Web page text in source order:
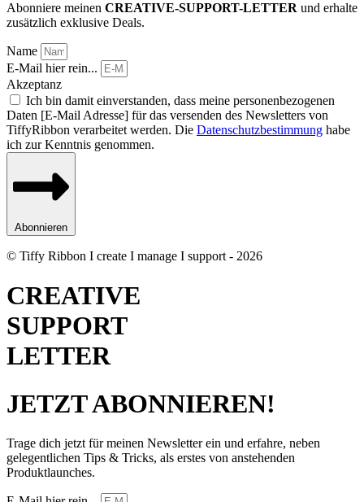
Abonniere meinen CREATIVE-SUPPORT-LETTER und erhalte
zusätzlich exklusive Deals.
Name
E-Mail hier rein...
Akzeptanz
Ich bin damit einverstanden, dass meine personenbezogenen
Daten [E-Mail Adresse] für das versenden des Newsletters von
TiffyRibbon verarbeitet werden. Die Datenschutzbestimmung habe
ich zur Kenntnis genommen.
Abonnieren
© Tiffy Ribbon I create I manage I support - 2026
CREATIVE
SUPPORT
LETTER
JETZT ABONNIEREN!
Trage dich jetzt für meinen Newsletter ein und erfahre, neben
gelegentlichen Tips & Tricks, als erstes von anstehenden
Produktlaunches.